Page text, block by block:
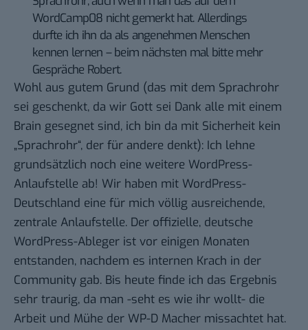
WordCamp08 nicht gemerkt hat. Allerdings
durfte ich ihn da als angenehmen Menschen
kennen lernen – beim nächsten mal bitte mehr
Gespräche Robert.
Wohl aus gutem Grund (das mit dem Sprachrohr
sei geschenkt, da wir Gott sei Dank alle mit einem
Brain gesegnet sind, ich bin da mit Sicherheit kein
„Sprachrohr“, der für andere denkt): Ich lehne
grundsätzlich noch eine weitere WordPress-
Anlaufstelle ab! Wir haben mit WordPress-
Deutschland eine für mich völlig ausreichende,
zentrale Anlaufstelle. Der offizielle, deutsche
WordPress-Ableger ist vor einigen Monaten
entstanden, nachdem es internen Krach in der
Community gab. Bis heute finde ich das Ergebnis
sehr traurig, da man -seht es wie ihr wollt- die
Arbeit und Mühe der WP-D Macher missachtet hat.